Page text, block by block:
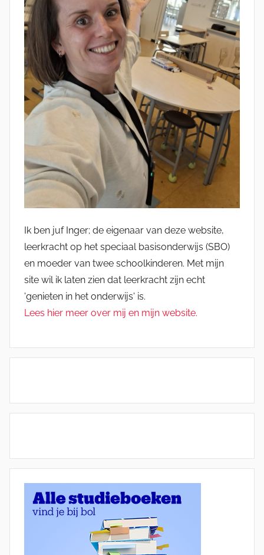
Ik ben juf Inger; de eigenaar van deze website,
leerkracht op het speciaal basisonderwijs (SBO)
en moeder van twee schoolkinderen. Met mijn
site wil ik laten zien dat leerkracht zijn echt
'genieten in het onderwijs' is.
Lees hier meer over mij en mijn website.